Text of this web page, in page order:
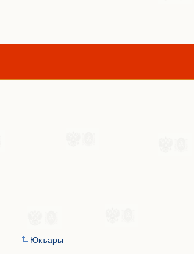
Юкъары